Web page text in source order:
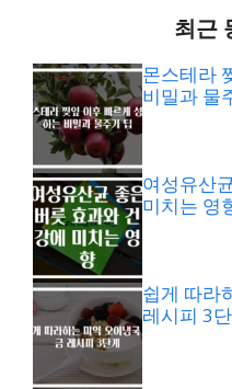
최근
몬스테라
비밀과 물
여성유산
미치는 영
쉽게 따라
레시피 3